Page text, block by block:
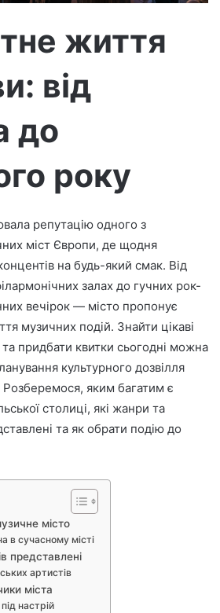
життя
від
до
року
репутацію одного з
міст Європи, де щодня
на будь-який смак. Від
залах до гучних рок-
вечірок — місто пропонує
музичних подій. Знайти цікаві
та придбати квитки сьогодні можна
культурного дозвілля
яким багатим є
столиці, які жанри та
та як обрати подію до
місто
в сучасному місті
представлені
артистів
міста
настрій